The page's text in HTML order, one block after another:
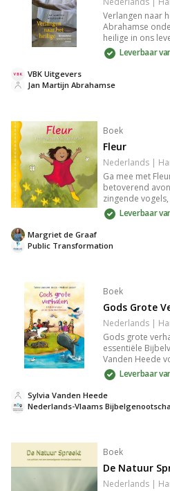
Verlangen naar
Abrahamse
heilige in ons
efficiëntie en
op de wereld en
zowel voor
bij gevoelens
Leverbaar
Jan Martijn Abrahamse
VBK Uitgevers
Boek
Fleur
Ga mee met
betoverend
zingende
fladderende
de natuur en het
groeit. Zoek
en laat je
Leverbaar
Public Transformation
Margriet de Graaf
Boek
Gods Grote
Gods grote
essentiële
Vanden Heede
kinderen en
van Mathias
ideaal voor
Leverbaar
Nederlands-Vlaams
Sylvia Vanden Heede
Boek
De Natuur